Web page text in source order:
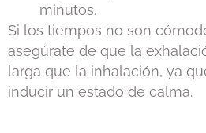
minutos.
Si los tiempos no son
asegúrate de que la
larga que la inhalación, ya
inducir un estado de calma.